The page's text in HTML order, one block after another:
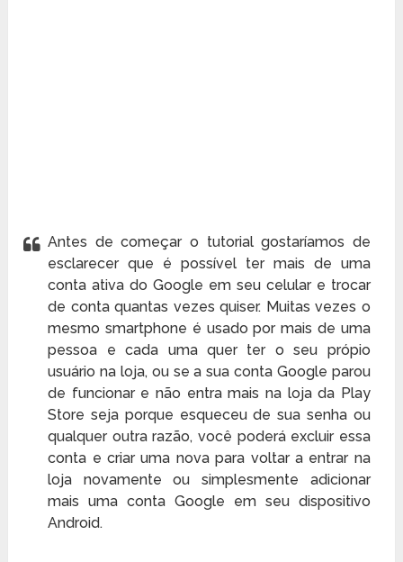
Antes de começar o tutorial gostaríamos de
esclarecer que é possível ter mais de uma
conta ativa do Google em seu celular e trocar
de conta quantas vezes quiser. Muitas vezes o
mesmo smartphone é usado por mais de uma
pessoa e cada uma quer ter o seu própio
usuário na loja, ou se a sua conta Google parou
de funcionar e não entra mais na loja da Play
Store seja porque esqueceu de sua senha ou
qualquer outra razão, você poderá excluir essa
conta e criar uma nova para voltar a entrar na
loja novamente ou simplesmente adicionar
mais uma conta Google em seu dispositivo
Android.